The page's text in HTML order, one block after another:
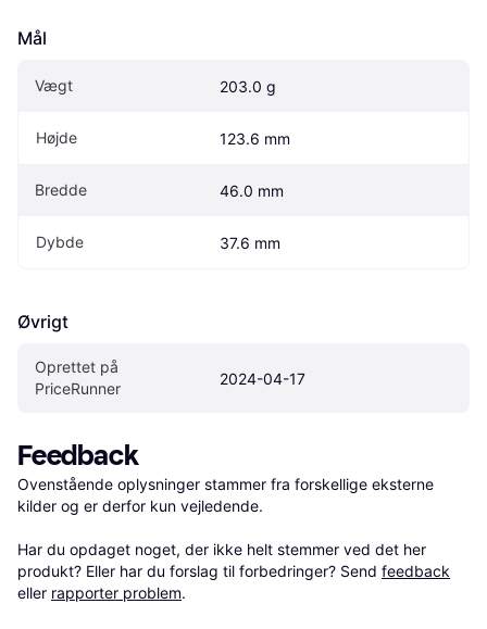
Mål
Vægt 203.0 g
Højde 123.6 mm
Bredde 46.0 mm
Dybde 37.6 mm
Øvrigt
Oprettet på
PriceRunner
2024-04-17
Feedback
Ovenstående oplysninger stammer fra forskellige eksterne
kilder og er derfor kun vejledende.
Har du opdaget noget, der ikke helt stemmer ved det her
produkt? Eller har du forslag til forbedringer? Send feedback
eller rapporter problem.